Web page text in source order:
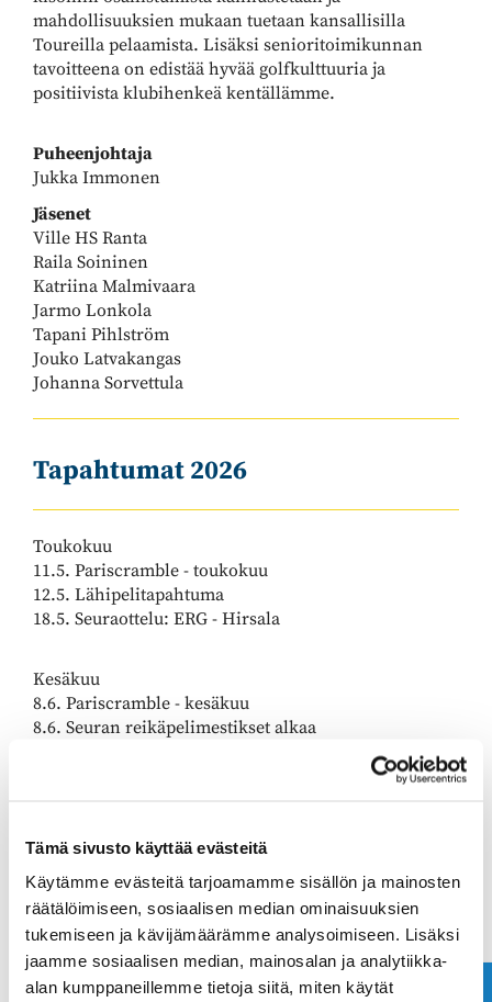
Tämä sivusto käyttää evästeitä
Käytämme evästeitä tarjoamamme sisällön ja mainosten
räätälöimiseen, sosiaalisen median ominaisuuksien
tukemiseen ja kävijämäärämme analysoimiseen. Lisäksi
jaamme sosiaalisen median, mainosalan ja analytiikka-
alan kumppaneillemme tietoja siitä, miten käytät
mahdollisuuksien mukaan tuetaan kansallisilla
Toureilla pelaamista. Lisäksi senioritoimikunnan
tavoitteena on edistää hyvää golfkulttuuria ja
positiivista klubihenkeä kentällämme.
Puheenjohtaja
Jukka Immonen
Jäsenet
Ville HS Ranta
Raila Soininen
Katriina Malmivaara
Jarmo Lonkola
Tapani Pihlström
Jouko Latvakangas
​​​​​​​Johanna Sorvettula
Tapahtumat 2026
Toukokuu
11.5. Pariscramble - toukokuu
12.5. Lähipelitapahtuma
18.5. Seuraottelu: ERG - Hirsala
Kesäkuu
8.6. Pariscramble - kesäkuu
8.6. Seuran reikäpelimestikset alkaa
Heinäkuu
3.7. EM65 kisojen kannustus Kytäjällä
6.7. Seuraottelu: ERG-Keimola-Nevas
11.7. Seuran seniori paripelimestikset
13.7. Pariscramble - heinäkuu
21. - 22.7. Seuran seniorien lyöntipelimestikset